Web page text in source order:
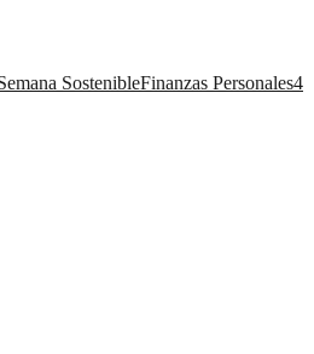
SostenibleFinanzas Personales4